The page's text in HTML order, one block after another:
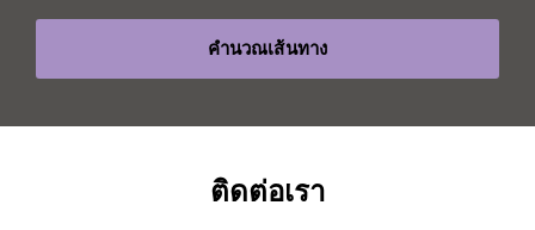
คำนวณเส้นทาง
ติดต่อเรา